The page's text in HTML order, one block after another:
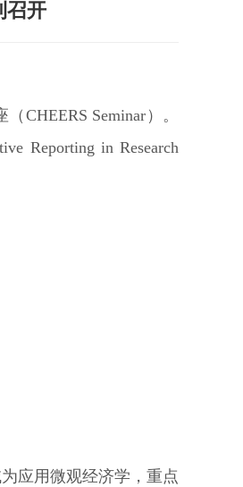
召开
CHEERS Seminar）。
Reporting in Research
应用微观经济学，重点